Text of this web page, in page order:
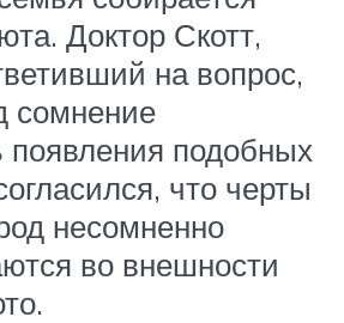
Доктор Скотт,
на вопрос,
сомнение
появления подобных
что черты
несомненно
во внешности